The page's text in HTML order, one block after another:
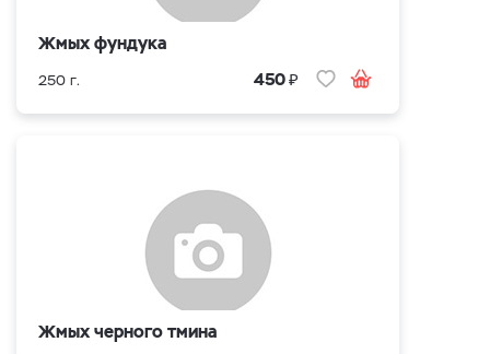
Жмых фундука
250 г. 450₽
Жмых черного тмина